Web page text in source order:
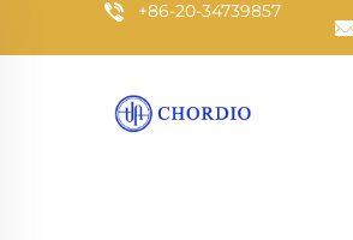
+86-20-34739857